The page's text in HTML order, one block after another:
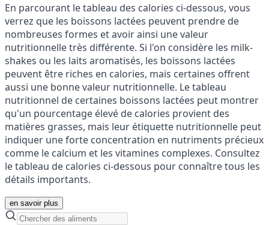
En parcourant le tableau des calories ci-dessous, vous
verrez que les boissons lactées peuvent prendre de
nombreuses formes et avoir ainsi une valeur
nutritionnelle très différente. Si l'on considère les milk-
shakes ou les laits aromatisés, les boissons lactées
peuvent être riches en calories, mais certaines offrent
aussi une bonne valeur nutritionnelle. Le tableau
nutritionnel de certaines boissons lactées peut montrer
qu'un pourcentage élevé de calories provient des
matières grasses, mais leur étiquette nutritionnelle peut
indiquer une forte concentration en nutriments précieux
comme le calcium et les vitamines complexes. Consultez
le tableau de calories ci-dessous pour connaître tous les
détails importants.
en savoir plus